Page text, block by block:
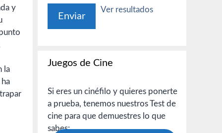
y
la
Ver resultados
Juegos de Cine
Si eres un cinéfilo y quieres ponerte
a prueba, tenemos nuestros Test de
cine para que demuestres lo que
sabes: